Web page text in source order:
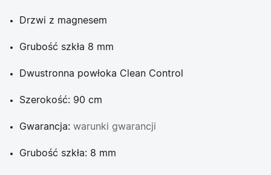
Drzwi z magnesem
Grubość szkła 8 mm
Dwustronna powłoka Clean Control
Szerokość: 90 cm
Gwarancja: warunki gwarancji
Grubość szkła: 8 mm